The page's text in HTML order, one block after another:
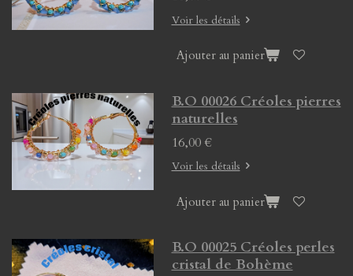
Voir les détails
Ajouter au panier
B.O 00026 Créoles pierres
naturelles
16,00 €
Voir les détails
Ajouter au panier
B.O 00025 Créoles perles
cristal de Bohème